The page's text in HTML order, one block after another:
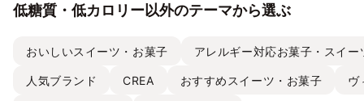
低糖質・低カロリー以外のテーマから選ぶ
おいしいスイーツ・お菓子 アレルギー対応お菓子・スイー
人気ブランド CREA おすすめスイーツ・お菓子 ヴ